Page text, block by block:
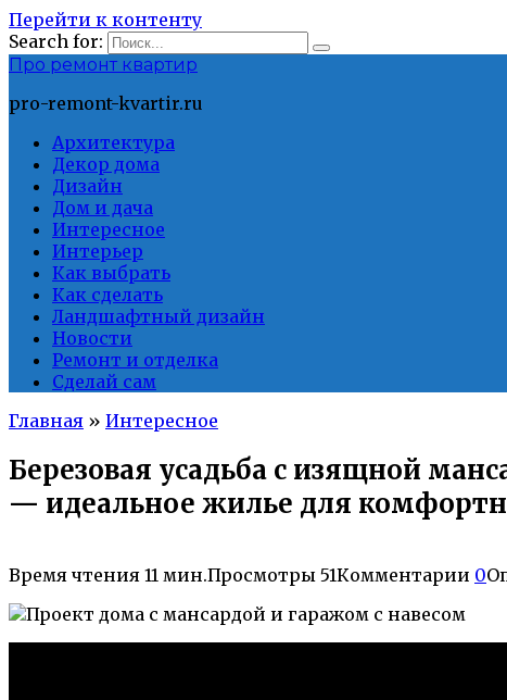
Перейти к контенту
Search for:
Про ремонт квартир
pro-remont-kvartir.ru
Архитектура
Декор дома
Дизайн
Дом и дача
Интересное
Интерьер
Как выбрать
Как сделать
Ландшафтный дизайн
Новости
Ремонт и отделка
Сделай сам
Главная » Интересное
Березовая усадьба с изящной
— идеальное жилье для
Время чтения 11 мин.Просмотры 51Комментарии 0